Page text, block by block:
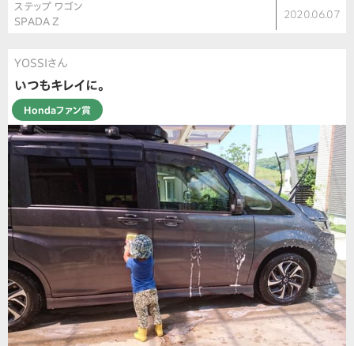
ステップ ワゴン
SPADA Z
2020.06.07
YOSSIさん
いつもキレイに。
Hondaファン賞